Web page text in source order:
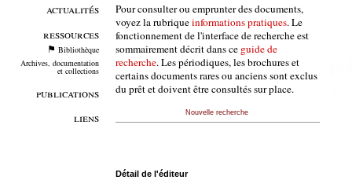
actualités
ressources
Bibliothèque
Archives, documentation
et collections
publications
liens
Pour consulter ou emprunter des documents,
voyez la rubriqueinformations pratiques. Le
fonctionnement de l'interface de recherche est
sommairement décrit dans ce guide de
recherche. Les périodiques, les brochures et
certains documents rares ou anciens sont exclus
du prêt et doivent être consultés sur place.
Nouvelle recherche
Détail de l'éditeur